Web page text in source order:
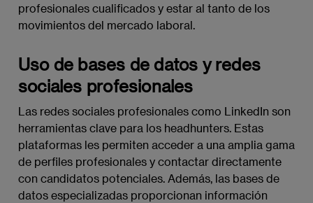
profesionales cualificados y estar al tanto de los
movimientos del mercado laboral.
Uso de bases de datos y redes
sociales profesionales
Las redes sociales profesionales como LinkedIn son
herramientas clave para los headhunters. Estas
plataformas les permiten acceder a una amplia gama
de perfiles profesionales y contactar directamente
con candidatos potenciales. Además, las bases de
datos especializadas proporcionan información